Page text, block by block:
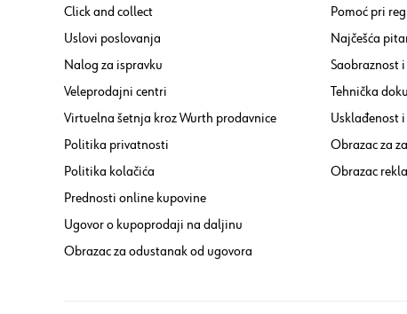
Click and collect
Uslovi poslovanja
Nalog za ispravku
Veleprodajni centri
Virtuelna šetnja kroz Wurth prodavnice
Politika privatnosti
Politika kolačića
Prednosti online kupovine
Ugovor o kupoprodaji na daljinu
Obrazac za odustanak od ugovora
Pomoć pri
Najčešća
Saobraznost
Tehnička
Usklađenost
Obrazac za
Obrazac